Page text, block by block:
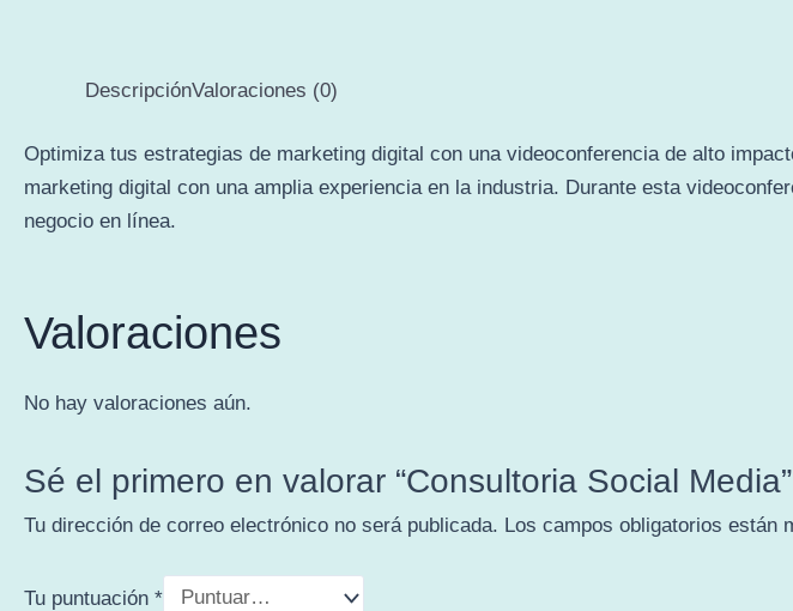
DescripciónValoraciones (0)
Optimiza tus estrategias de marketing digital con una videoconferencia de alto
marketing digital con una amplia experiencia en la industria. Durante esta
negocio en línea.
Valoraciones
No hay valoraciones aún.
Sé el primero en valorar “Consultoria Social Media”
Tu dirección de correo electrónico no será publicada. Los campos obligatorios están
Tu puntuación *